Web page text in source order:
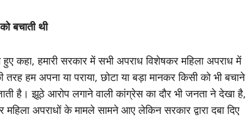
बचाती थी
कहा, हमारी सरकार में सभी अपराध विशेषकर महिला अपराध में
तरह हम अपना या पराया, छोटा या बड़ा मानकर किसी को भी बचाने
है। झूठे आरोप लगाने वाली कांग्रेस का दौर भी जनता ने देखा है,
अपराधों के मामले सामने आए लेकिन सरकार द्वारा दबा दिए